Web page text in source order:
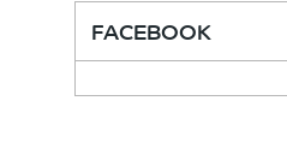
FACEBOOK